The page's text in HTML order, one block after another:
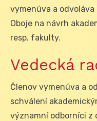
vymenúva a
Oboje na návrh
resp. fakulty.
Vedecká
Členov vymenúva a
schválení
významní odborníci z